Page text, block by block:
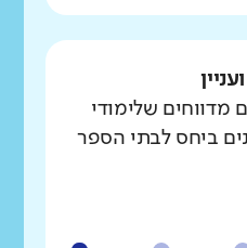
מדווחים שלימודי
ביחס לבתי הספר